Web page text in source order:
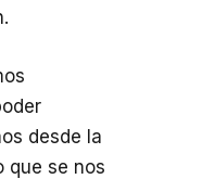
desde la
que se nos